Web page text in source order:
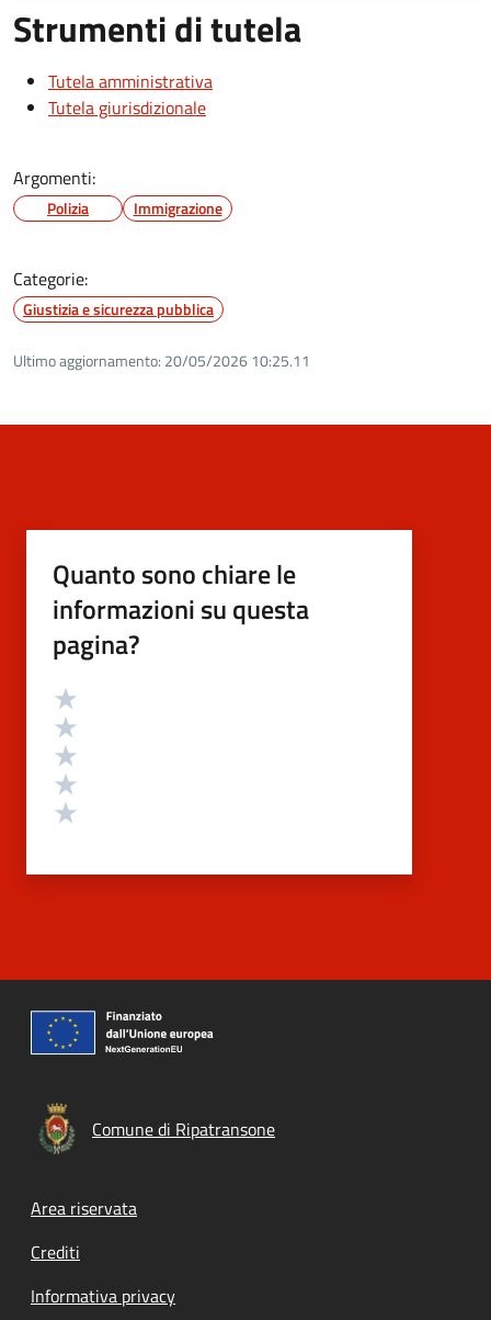
Strumenti di tutela
Tutela amministrativa
Tutela giurisdizionale
Argomenti:
Polizia Immigrazione
Categorie:
Giustizia e sicurezza pubblica
Ultimo aggiornamento: 20/05/2026 10:25.11
Quanto sono chiare le
informazioni su questa
pagina?
Valutazione
Comune di Ripatransone
Footer menu
Area riservata
Crediti
Informativa privacy